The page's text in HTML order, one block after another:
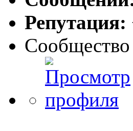
Репутация:
Сообщество